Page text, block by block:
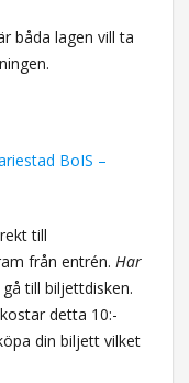
båda lagen vill ta
BoIS –
till
från entrén. Har
till biljettdisken.
detta 10:-
din biljett vilket